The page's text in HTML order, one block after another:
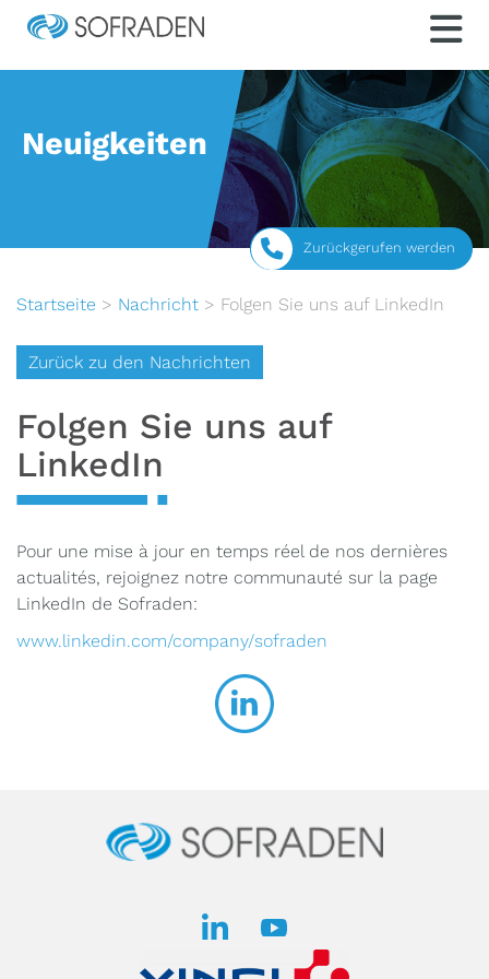
Neuigkeiten
Zurückgerufen werden
Startseite > Nachricht > Folgen Sie uns auf LinkedIn
Zurück zu den Nachrichten
Folgen Sie uns auf
LinkedIn
Pour une mise à jour en temps réel de nos dernières
actualités, rejoignez notre communauté sur la page
LinkedIn de Sofraden:
www.linkedin.com/company/sofraden